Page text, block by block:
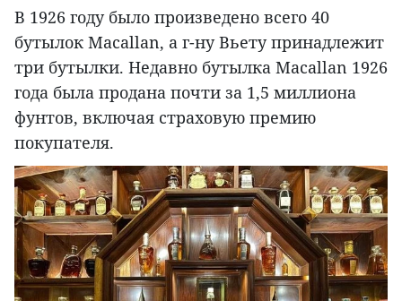
В 1926 году было произведено всего 40
бутылок Macallan, а г-ну Вьету принадлежит
три бутылки. Недавно бутылка Macallan 1926
года была продана почти за 1,5 миллиона
фунтов, включая страховую премию
покупателя.